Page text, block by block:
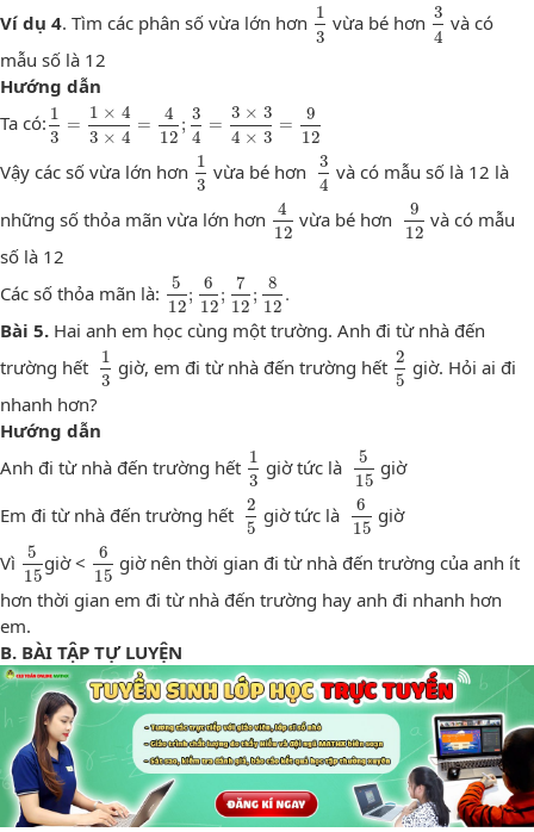
Ví dụ 4. Tìm các phân số vừa lớn hơn 1
3
13 vừa bé hơn 3
4
34 và có
mẫu số là 12
Hướng dẫn
Ta có: 1
3
=
1 × 4
3 × 4
=
4
12
;
3
4
=
3 × 3
4 × 3
=
9
12
13 × 43 × 12 3 3× 34× 912
Vậy các số vừa lớn hơn 1
3
13 vừa bé hơn
3
4
34 và có mẫu số là 12 là
những số thỏa mãn vừa lớn hơn
4
12
412 vừa bé hơn
9
12
912 và có mẫu
số là 12
Các số thỏa mãn là:
5
12
;
6
12
;
7
12
;
8
12
.
512 6 ;7 12;8
Bài 5. Hai anh em học cùng một trường. Anh đi từ nhà đến
trường hết
1
3
13 giờ, em đi từ nhà đến trường hết 2
5
25 giờ. Hỏi ai đi
nhanh hơn?
Hướng dẫn
Anh đi từ nhà đến trường hết 1
3
13 giờ tức là
5
15
515 giờ
Em đi từ nhà đến trường hết
2
5
25 giờ tức là
6
15
615 giờ
Vì
5
15
515 giờ <
6
15
615 giờ nên thời gian đi từ nhà đến trường của anh ít
hơn thời gian em đi từ nhà đến trường hay anh đi nhanh hơn
em.
B. BÀI TẬP TỰ LUYỆN